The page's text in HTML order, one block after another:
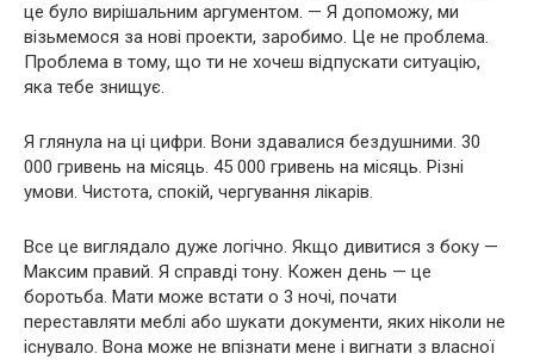
це було вирішальним аргументом. — Я допоможу, ми
візьмемося за нові проекти, заробимо. Це не проблема.
Проблема в тому, що ти не хочеш відпускати ситуацію,
яка тебе знищує.
Я глянула на ці цифри. Вони здавалися бездушними. 30
000 гривень на місяць. 45 000 гривень на місяць. Різні
умови. Чистота, спокій, чергування лікарів.
Все це виглядало дуже логічно. Якщо дивитися з боку —
Максим правий. Я справді тону. Кожен день — це
боротьба. Мати може встати о 3 ночі, почати
переставляти меблі або шукати документи, яких ніколи не
існувало. Вона може не впізнати мене і вигнати з власної